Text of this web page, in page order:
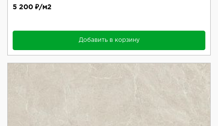
5 200 ₽/м2
Добавить в корзину